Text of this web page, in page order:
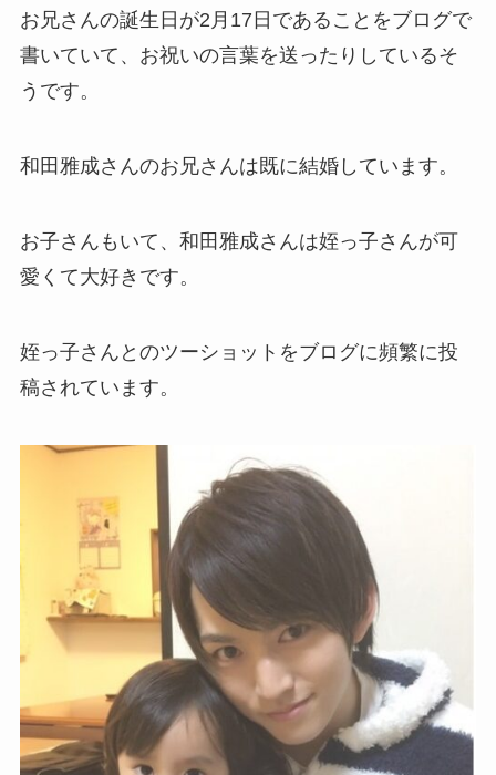
お兄さんの誕生日が2月17日であることをブログで
書いていて、お祝いの言葉を送ったりしているそ
うです。
和田雅成さんのお兄さんは既に結婚しています。
お子さんもいて、和田雅成さんは姪っ子さんが可
愛くて大好きです。
姪っ子さんとのツーショットをブログに頻繁に投
稿されています。